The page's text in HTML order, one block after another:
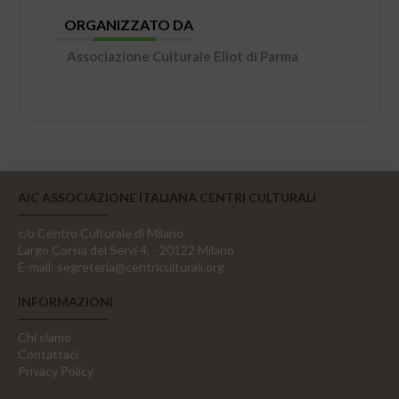
ORGANIZZATO DA
Associazione Culturale Eliot di Parma
AIC ASSOCIAZIONE ITALIANA CENTRI CULTURALI
c/o Centro Culturale di Milano
Largo Corsia dei Servi 4, - 20122 Milano
E-mail: segreteria@centriculturali.org
INFORMAZIONI
Chi siamo
Contattaci
Privacy Policy